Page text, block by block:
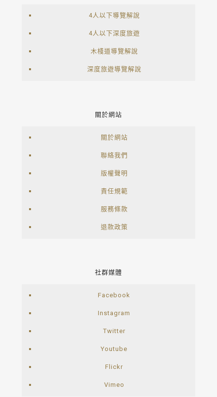
4人以下導覽解說
4人以下深度旅遊
木棧道導覽解說
深度旅遊導覽解說
關於網站
關於網站
聯絡我們
版權聲明
責任規範
服務條款
退款政策
社群媒體
Facebook
Instagram
Twitter
Youtube
Flickr
Vimeo